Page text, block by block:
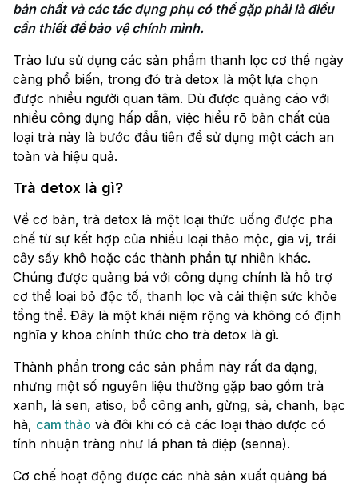
bản chất và các tác dụng phụ có thể gặp phải là điều
cần thiết để bảo vệ chính mình.
Trào lưu sử dụng các sản phẩm thanh lọc cơ thể ngày
càng phổ biến, trong đó trà detox là một lựa chọn
được nhiều người quan tâm. Dù được quảng cáo với
nhiều công dụng hấp dẫn, việc hiểu rõ bản chất của
loại trà này là bước đầu tiên để sử dụng một cách an
toàn và hiệu quả.
Trà detox là gì?
Về cơ bản, trà detox là một loại thức uống được pha
chế từ sự kết hợp của nhiều loại thảo mộc, gia vị, trái
cây sấy khô hoặc các thành phần tự nhiên khác.
Chúng được quảng bá với công dụng chính là hỗ trợ
cơ thể loại bỏ độc tố, thanh lọc và cải thiện sức khỏe
tổng thể. Đây là một khái niệm rộng và không có định
nghĩa y khoa chính thức cho trà detox là gì.
Thành phần trong các sản phẩm này rất đa dạng,
nhưng một số nguyên liệu thường gặp bao gồm trà
xanh, lá sen, atiso, bồ công anh, gừng, sả, chanh, bạc
hà, cam thảo và đôi khi có cả các loại thảo dược có
tính nhuận tràng như lá phan tả diệp (senna).
Cơ chế hoạt động được các nhà sản xuất quảng bá